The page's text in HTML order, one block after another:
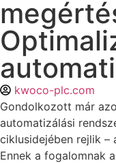
kwoco-plc.com
Gondolkozott már
automatizálási
ciklusidejében rejlik –
Ennek a fogalomnak